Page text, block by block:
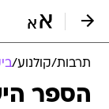
תרבות/קולנוע/
הספר